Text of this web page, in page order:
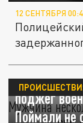
12 СЕНТЯБРЯ
В
поджёг
Поймали не